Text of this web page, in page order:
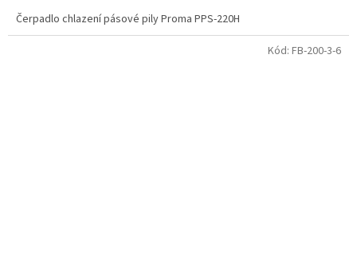
Čerpadlo chlazení pásové pily Proma PPS-220H
Kód: FB-200-3-6